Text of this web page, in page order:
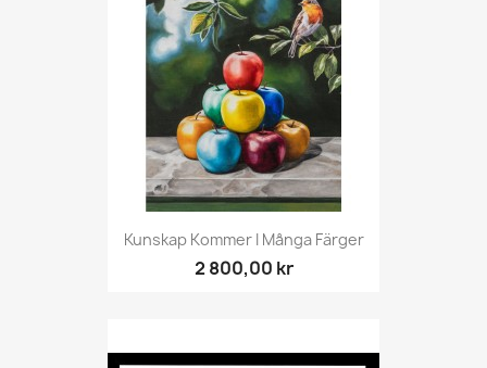
Kunskap Kommer I Många Färger
2 800,00 kr